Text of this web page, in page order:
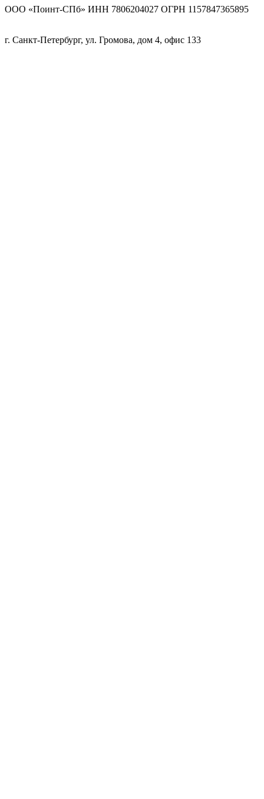
ООО «Поинт-СПб» ИНН 7806204027 ОГРН 1157847365895
г. Санкт-Петербург, ул. Громова, дом 4, офис 133